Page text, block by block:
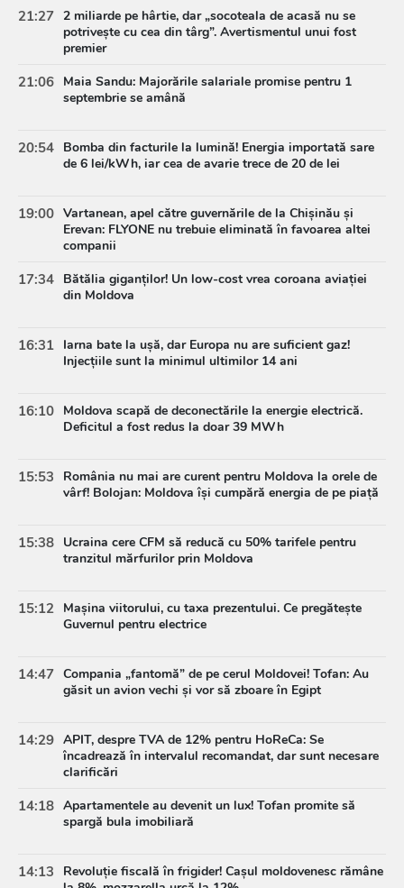
21:27 2 miliarde pe hârtie, dar „socoteala de acasă nu se
potrivește cu cea din târg”. Avertismentul unui fost
premier
21:06 Maia Sandu: Majorările salariale promise pentru 1
septembrie se amână
20:54 Bomba din facturile la lumină! Energia importată sare
de 6 lei/kWh, iar cea de avarie trece de 20 de lei
19:00 Vartanean, apel către guvernările de la Chișinău și
Erevan: FLYONE nu trebuie eliminată în favoarea altei
companii
17:34 Bătălia giganților! Un low-cost vrea coroana aviației
din Moldova
16:31 Iarna bate la ușă, dar Europa nu are suficient gaz!
Injecțiile sunt la minimul ultimilor 14 ani
16:10 Moldova scapă de deconectările la energie electrică.
Deficitul a fost redus la doar 39 MWh
15:53
România nu mai are curent pentru Moldova la orele de
vârf! Bolojan: Moldova își cumpără energia de pe piață
15:38 Ucraina cere CFM să reducă cu 50% tarifele pentru
tranzitul mărfurilor prin Moldova
15:12 Mașina viitorului, cu taxa prezentului. Ce pregătește
Guvernul pentru electrice
14:47 Compania „fantomă” de pe cerul Moldovei! Tofan: Au
găsit un avion vechi și vor să zboare în Egipt
14:29 APIT, despre TVA de 12% pentru HoReCa: Se
încadrează în intervalul recomandat, dar sunt necesare
clarificări
14:18 Apartamentele au devenit un lux! Tofan promite să
spargă bula imobiliară
14:13
Revoluție fiscală în frigider! Cașul moldovenesc rămâne